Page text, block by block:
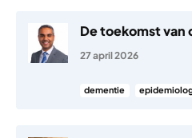
De toekomst
27 april 2026
dementie